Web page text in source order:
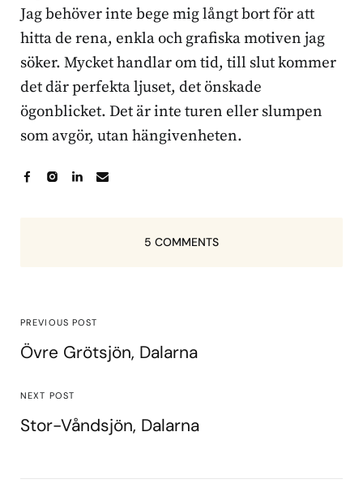
Jag behöver inte bege mig långt bort för att
hitta de rena, enkla och grafiska motiven jag
söker. Mycket handlar om tid, till slut kommer
det där perfekta ljuset, det önskade
ögonblicket. Det är inte turen eller slumpen
som avgör, utan hängivenheten.
5 COMMENTS
PREVIOUS POST
Övre Grötsjön, Dalarna
NEXT POST
Stor-Våndsjön, Dalarna